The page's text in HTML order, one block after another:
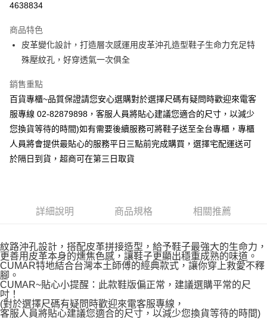
悠遊付
ATM付款
運送方式
全家付款取貨
7-11付款取貨
每筆NT$60，滿NT$1,000(含以上)免運費
4638834
商品特色
皮革變化設計，打造層次感運用皮革沖孔造型鞋子生命力充足特
殊壓紋孔，好穿透氣一次俱全
銷售重點
百貨專櫃~品質保證請您安心選購對於選擇尺碼有疑問時歡迎來電客
服專線 02-82879898，客服人員將貼心建議您適合的尺寸，以減少
您換貨等待的時間)如有需要後續服務可將鞋子送至全台專櫃，專櫃
人員將會提供最貼心的服務平日三點前完成購買，選擇宅配運送可
於隔日到貨，超商可在第三日取貨
詳細說明 商品規格 相關推薦
紋路沖孔設計，搭配皮革拼接造型，給予鞋子最強大的生命力，
更善用皮革本身的燻焦色感，讓鞋子更顯出穩重成熟的味道。
CUMAR特地結合台灣本土師傅的經典款式，讓你穿上救愛不釋
腳。
CUMAR~貼心小提醒：此款鞋版偏正常，建議選購平常的尺
吋！
(對於選擇尺碼有疑問時歡迎來電客服專線，
客服人員將貼心建議您適合的尺寸，以減少您換貨等待的時間)